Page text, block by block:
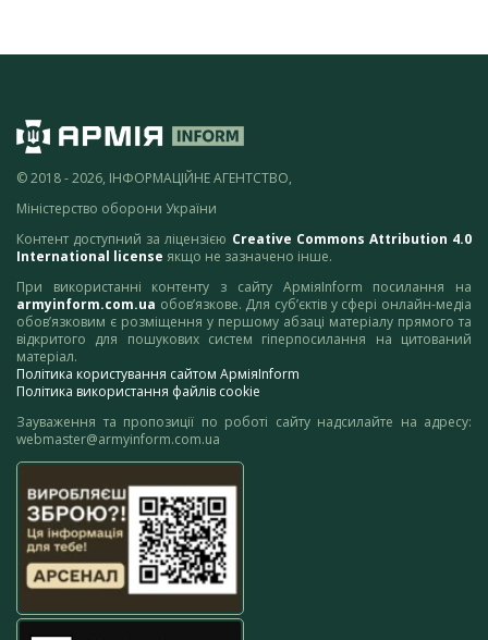
© 2018 - 2026, ІНФОРМАЦІЙНЕ АГЕНТСТВО,
Міністерство оборони України
Контент доступний за ліцензією Creative Commons Attribution 4.0
International license якщо не зазначено інше.
При використанні контенту з сайту АрміяInform посилання на
armyinform.com.ua обов’язкове. Для суб’єктів у сфері онлайн-медіа
обов’язковим є розміщення у першому абзаці матеріалу прямого та
відкритого для пошукових систем гіперпосилання на цитований
матеріал.
Політика користування сайтом АрміяInform
Політика використання файлів cookie
Зауваження та пропозиції по роботі сайту надсилайте на адресу:
webmaster@armyinform.com.ua